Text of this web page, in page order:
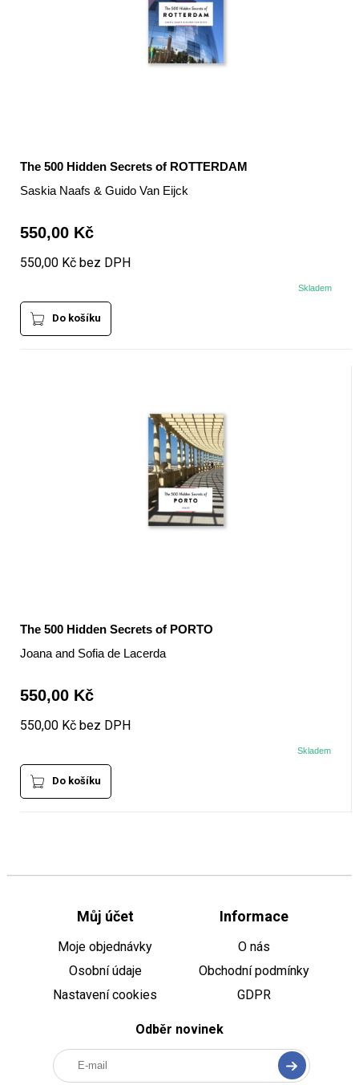
The 500 Hidden Secrets of ROTTERDAM
Saskia Naafs & Guido Van Eijck
550,00 Kč
550,00 Kč bez DPH
Skladem
Do košíku
The 500 Hidden Secrets of PORTO
Joana and Sofia de Lacerda
550,00 Kč
550,00 Kč bez DPH
Skladem
Do košíku
Můj účet
Moje objednávky
Osobní údaje
Nastavení cookies
Informace
O nás
Obchodní podmínky
GDPR
Odběr novinek